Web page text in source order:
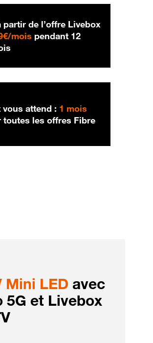
de l’offre Livebox
mois 29,99 € par mois
pendant 12
attend : 1 mois
toutes les offres Fibre
Mini LED avec
5G et Livebox